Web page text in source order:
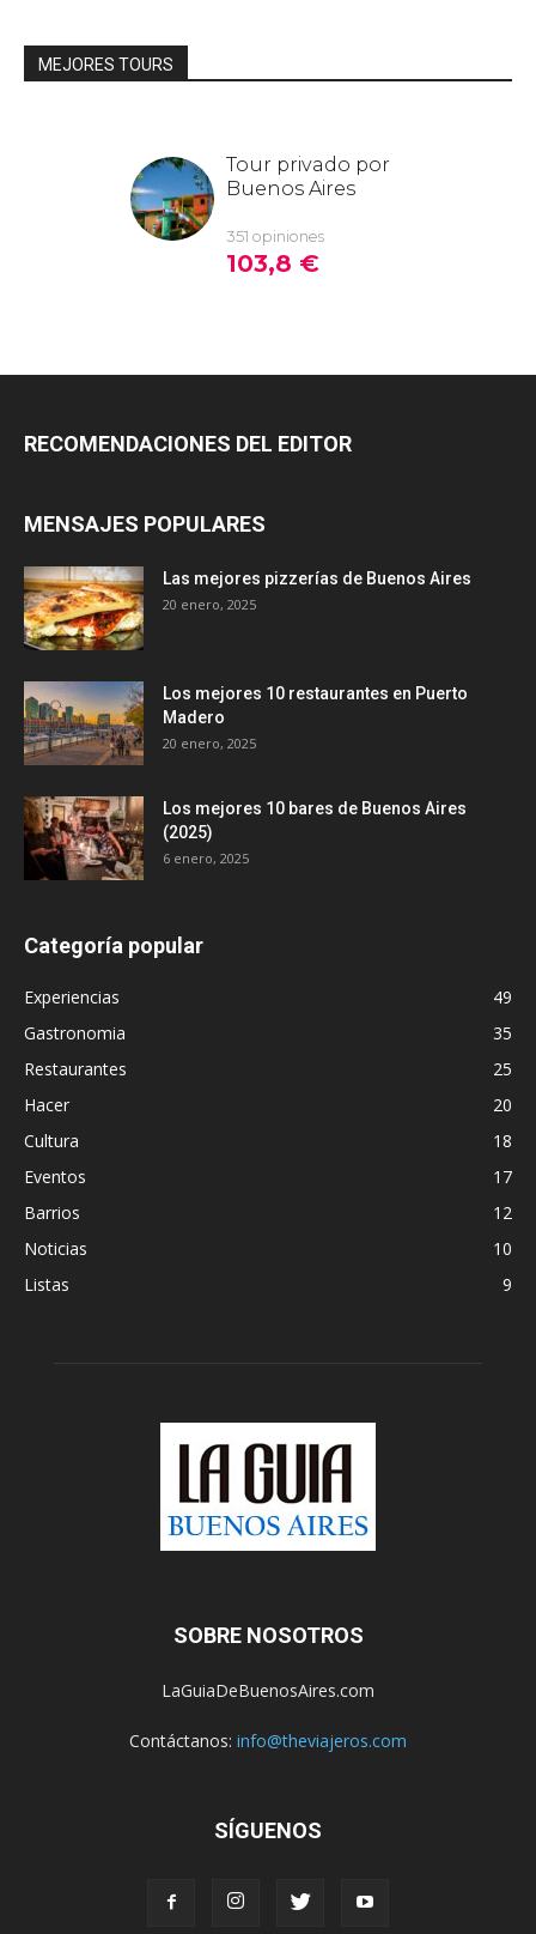
MEJORES TOURS
RECOMENDACIONES DEL EDITOR
MENSAJES POPULARES
Las mejores pizzerías de Buenos Aires
20 enero, 2025
Los mejores 10 restaurantes en Puerto
Madero
20 enero, 2025
Los mejores 10 bares de Buenos Aires
(2025)
6 enero, 2025
Categoría popular
Experiencias
49
Gastronomia
35
Restaurantes
25
Hacer
20
Cultura
18
Eventos
17
Barrios
12
Noticias
10
Listas
9
SOBRE NOSOTROS
LaGuiaDeBuenosAires.com
Contáctanos: info@theviajeros.com
SÍGUENOS